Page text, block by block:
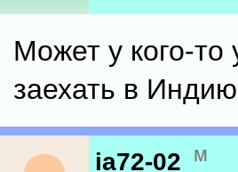
Может у кого-то
заехать в
ia72-02 м